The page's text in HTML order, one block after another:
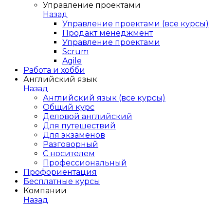
Управление проектами
Назад
Управление проектами (все курсы)
Продакт менеджмент
Управление проектами
Scrum
Agile
Работа и хобби
Английский язык
Назад
Английский язык (все курсы)
Общий курс
Деловой английский
Для путешествий
Для экзаменов
Разговорный
С носителем
Профессиональный
Профориентация
Бесплатные курсы
Компании
Назад